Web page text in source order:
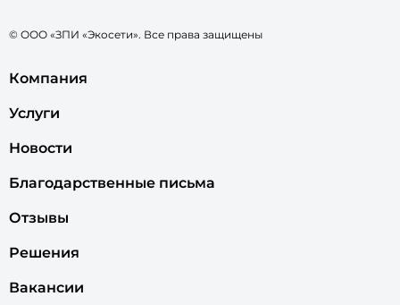
© ООО «ЗПИ «Экосети». Все права защищены
Компания
Услуги
Новости
Благодарственные письма
Отзывы
Решения
Вакансии